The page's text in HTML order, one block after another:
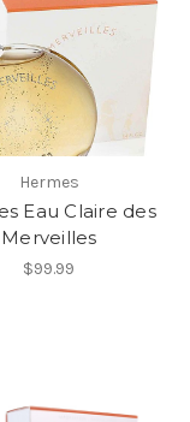
Hermes
Eau Claire des
Merveilles
$99.99